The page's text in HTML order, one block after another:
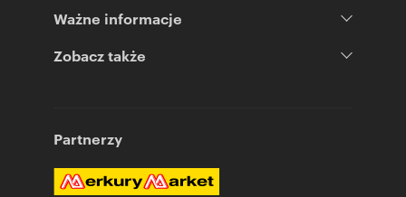
Ważne informacje
Zobacz także
Partnerzy